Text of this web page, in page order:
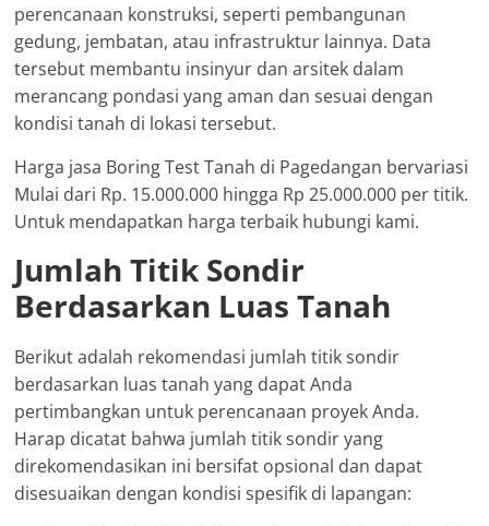
perencanaan konstruksi, seperti pembangunan
gedung, jembatan, atau infrastruktur lainnya. Data
tersebut membantu insinyur dan arsitek dalam
merancang pondasi yang aman dan sesuai dengan
kondisi tanah di lokasi tersebut.
Harga jasa Boring Test Tanah di Pagedangan bervariasi
Mulai dari Rp. 15.000.000 hingga Rp 25.000.000 per titik.
Untuk mendapatkan harga terbaik hubungi kami.
Jumlah Titik Sondir
Berdasarkan Luas Tanah
Berikut adalah rekomendasi jumlah titik sondir
berdasarkan luas tanah yang dapat Anda
pertimbangkan untuk perencanaan proyek Anda.
Harap dicatat bahwa jumlah titik sondir yang
direkomendasikan ini bersifat opsional dan dapat
disesuaikan dengan kondisi spesifik di lapangan: